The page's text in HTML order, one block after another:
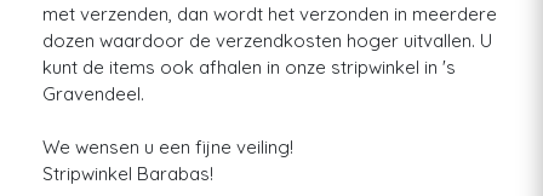
met verzenden, dan wordt het verzonden in meerdere
dozen waardoor de verzendkosten hoger uitvallen. U
kunt de items ook afhalen in onze stripwinkel in 's
Gravendeel.
We wensen u een fijne veiling!
Stripwinkel Barabas!